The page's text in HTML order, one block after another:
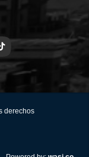
derechos